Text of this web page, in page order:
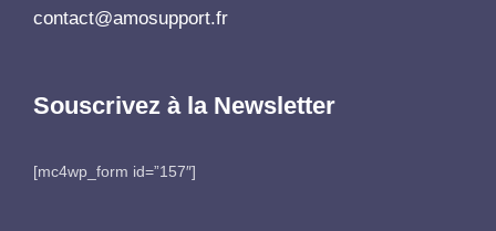
contact@amosupport.fr
Souscrivez à la Newsletter
[mc4wp_form id=”157″]